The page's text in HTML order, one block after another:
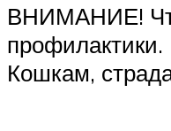
ВНИМАНИЕ!
Кошкам,